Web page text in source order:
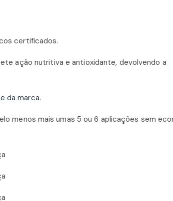
certificados.
ação nutritiva e antioxidante, devolvendo a
da marca.
menos mais umas 5 ou 6 aplicações sem